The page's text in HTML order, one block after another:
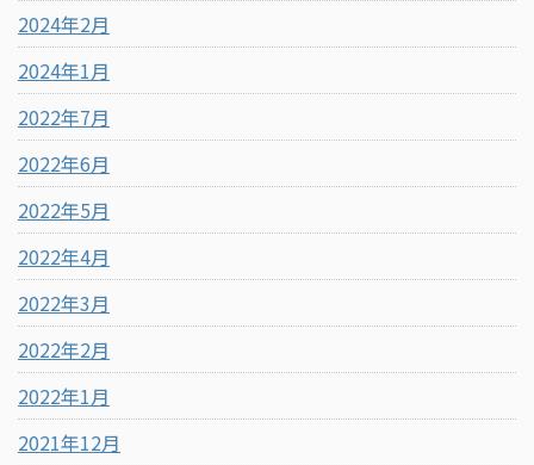
2024年2月
2024年1月
2022年7月
2022年6月
2022年5月
2022年4月
2022年3月
2022年2月
2022年1月
2021年12月